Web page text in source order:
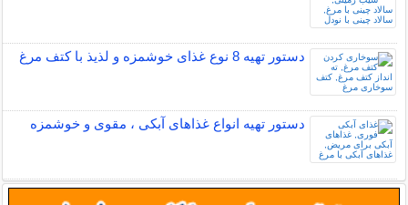
دستور تهیه 8 نوع غذای خوشمزه و لذیذ با کتف مرغ
دستور تهیه انواع غذاهای آبکی ، مقوی و خوشمزه